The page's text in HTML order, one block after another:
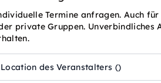
Termine anfragen. Auch für
private Gruppen. Unverbindliches
Location des Veranstalters ()